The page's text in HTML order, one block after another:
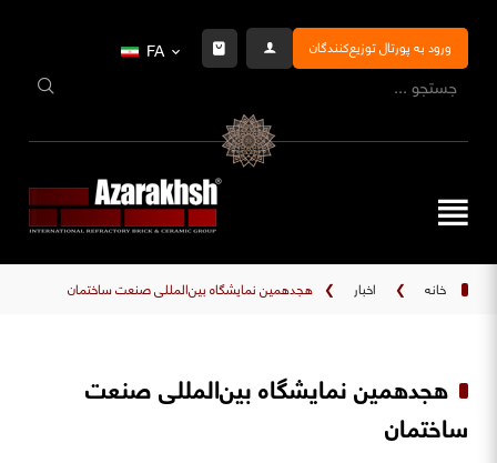
ورود به پورتال توزیع‌کنندگان FA
خانه ❯ اخبار ❯ هجدهمین نمایشگاه بین‌المللی صنعت ساختمان
هجدهمین نمایشگاه بین‌المللی صنعت
ساختمان